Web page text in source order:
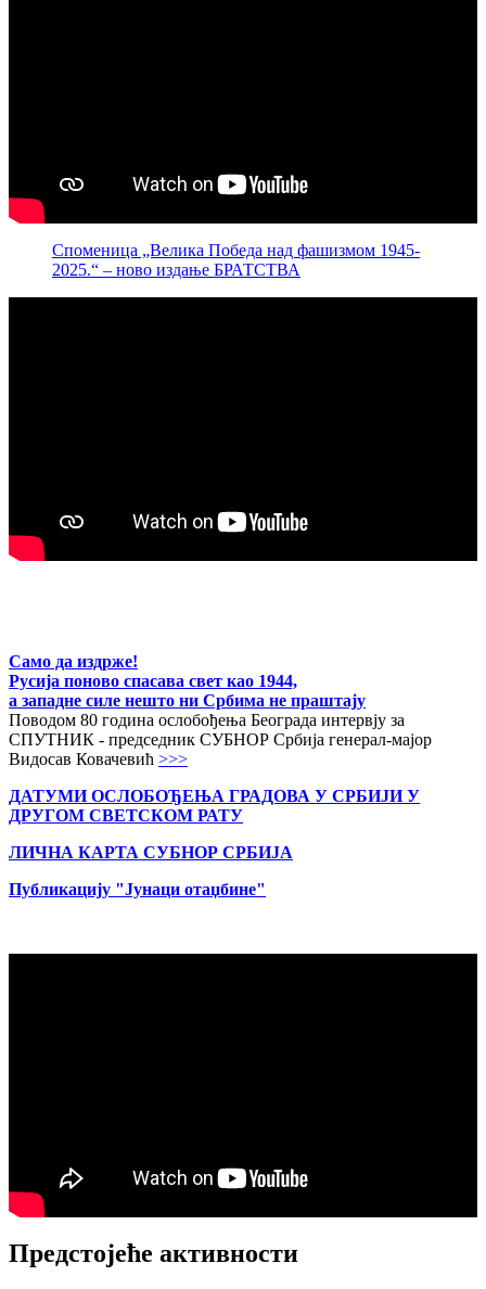
Споменица „Велика Победа над фашизмом 1945-
2025.“ – ново издање БРАТСТВА
Само да издрже!
Русија поново спасава свет као 1944,
а западне силе нешто ни Србима не праштају
Поводом 80 година ослобођења Београда интервју за
СПУТНИК - председник СУБНОР Србија генерал-мајор
Видосав Ковачевић >>>
ДАТУМИ ОСЛОБОЂЕЊА ГРАДОВА У СРБИЈИ У
ДРУГОМ СВЕТСКОМ РАТУ
ЛИЧНА КАРТА СУБНОР СРБИЈА
Публикацију "Јунаци отаџбине"
Предстојеће активности